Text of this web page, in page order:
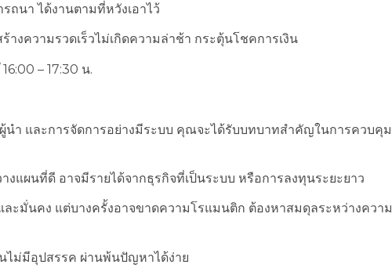
ถนา ได้งานตามที่หวังเอาไว้
างความรวดเร็วไม่เกิดความล่าช้า กระตุ้นโชคการเงิน
– 17:30 น.
นำ และการจัดการอย่างมีระบบ คุณจะได้รับบทบาทสำคัญในการควบคุม
งแผนที่ดี อาจมีรายได้จากธุรกิจที่เป็นระบบ หรือการลงทุนระยะยาว
ละมั่นคง แต่บางครั้งอาจขาดความโรแมนติก ต้องหาสมดุลระหว่างความ
ไม่มีอุปสรรค ผ่านพ้นปัญหาได้ง่าย